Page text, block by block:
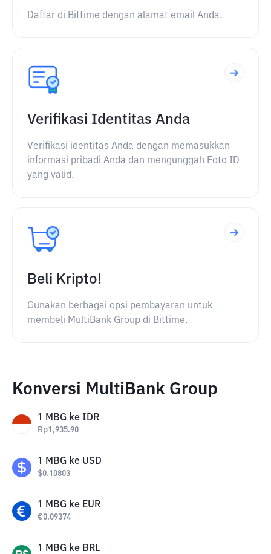
Daftar di Bittime dengan alamat email Anda.
Verifikasi Identitas Anda
Verifikasi identitas Anda dengan memasukkan
informasi pribadi Anda dan mengunggah Foto ID
yang valid.
Beli Kripto!
Gunakan berbagai opsi pembayaran untuk
membeli MultiBank Group di Bittime.
Konversi MultiBank Group
1 MBG ke IDR
Rp1,935.90
1 MBG ke USD
$0.10803
1 MBG ke EUR
€0.09374
1 MBG ke BRL